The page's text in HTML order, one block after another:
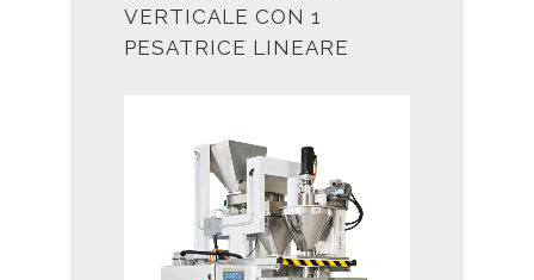
VERTICALE CON 1
PESATRICE LINEARE